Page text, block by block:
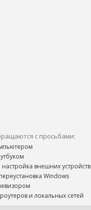
с просьбами:
внешних устройств
Windows
и локальных сетей